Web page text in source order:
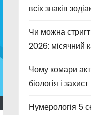
всіх знаків
Чи можна
2026: місячний
Чому комари
біологія і захист
Нумерологія 5